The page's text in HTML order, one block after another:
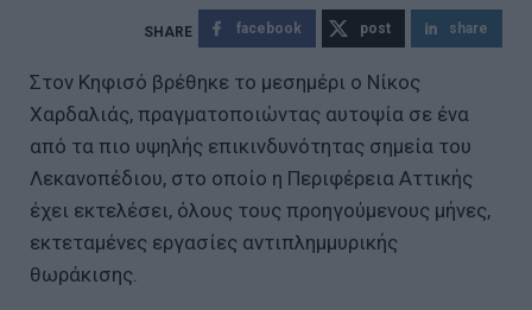
facebook post share
Στον Κηφισό βρέθηκε το μεσημέρι ο Νίκος
Χαρδαλιάς, πραγματοποιώντας αυτοψία σε ένα
από τα πιο υψηλής επικινδυνότητας σημεία του
Λεκανοπέδιου, στο οποίο η Περιφέρεια Αττικής
έχει εκτελέσει, όλους τους προηγούμενους μήνες,
εκτεταμένες εργασίες αντιπλημμυρικής
θωράκισης.